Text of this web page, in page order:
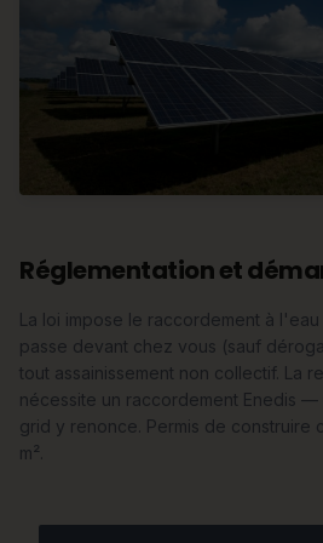
Réglementation et
La loi impose le raccordement à
passe devant chez vous (sauf
tout assainissement non collectif. La
nécessite un raccordement Enedis —
grid y renonce. Permis de construire
m².